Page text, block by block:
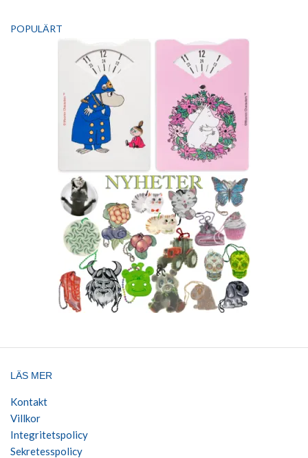
POPULÄRT
LÄS MER
Kontakt
Villkor
Integritetspolicy
Sekretesspolicy